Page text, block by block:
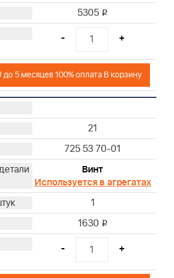
5305 i
- +
до 5 месяцев 100% оплата В корзину
21
725 53 70-01
Винт
Используется в агрегатах
1
1630 i
- +